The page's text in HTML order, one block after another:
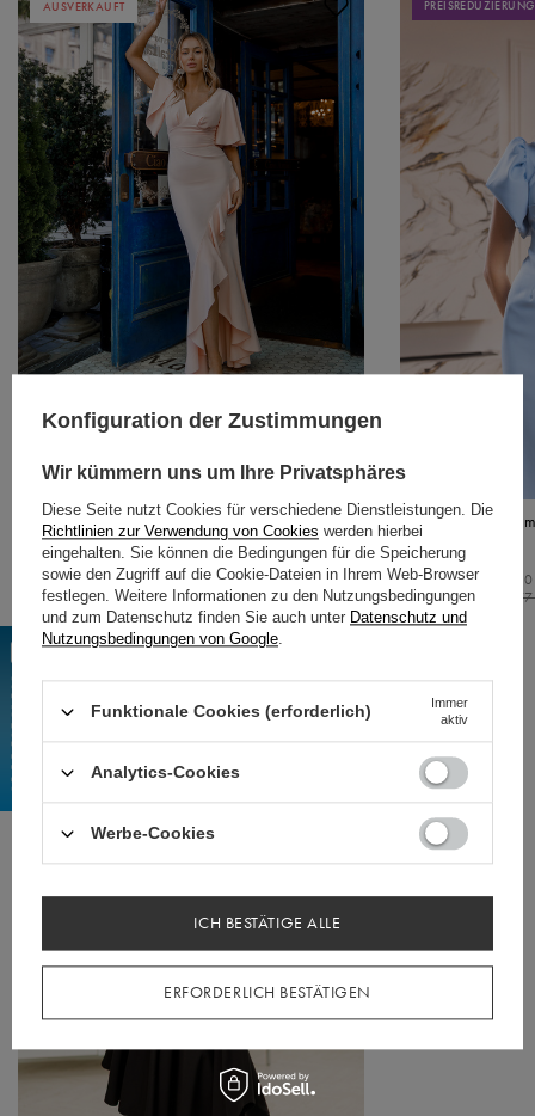
AUSVERKAUFT
Kleid-hispanische Roza gepudert
92,77 €
PREISREDUZIERUNG
Olowka Midikleid
46,27 €
Niedrigster Preis in
Normaler Preis:
Konfiguration der Zustimmungen
Wir kümmern uns um Ihre Privatsphäres
Diese Seite nutzt Cookies für verschiedene Dienstleistungen. Die
Richtlinien zur Verwendung von Cookies werden hierbei
eingehalten. Sie können die Bedingungen für die Speicherung
sowie den Zugriff auf die Cookie-Dateien in Ihrem Web-Browser
festlegen. Weitere Informationen zu den Nutzungsbedingungen
und zum Datenschutz finden Sie auch unter Datenschutz und
Nutzungsbedingungen von Google.
Funktionale Cookies (erforderlich)
Immer
aktiv
Analytics-Cookies
Werbe-Cookies
ERFORDERLICH BESTÄTIGEN
ICH BESTÄTIGE ALLE